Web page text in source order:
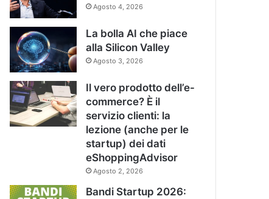
Agosto 4, 2026
La bolla AI che piace
alla Silicon Valley
Agosto 3, 2026
Il vero prodotto dell’e-
commerce? È il
servizio clienti: la
lezione (anche per le
startup) dei dati
eShoppingAdvisor
Agosto 2, 2026
Bandi Startup 2026: